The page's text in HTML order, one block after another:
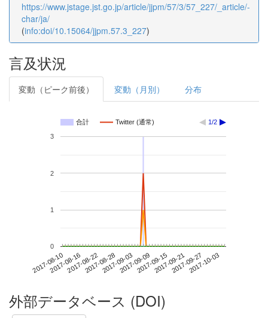
https://www.jstage.jst.go.jp/article/jjpm/57/3/57_227/_article/-
char/ja/
(info:doi/10.15064/jjpm.57.3_227)
言及状況
変動（ピーク前後） 変動（月別） 分布
合計 Twitter (通常) 1/2
2017-08-102017-08-162017-08-222017-08-282017-09-032017-09-092017-09-152017-09-212017-09-272017-10-03
0
1
2
3
外部データベース (DOI)